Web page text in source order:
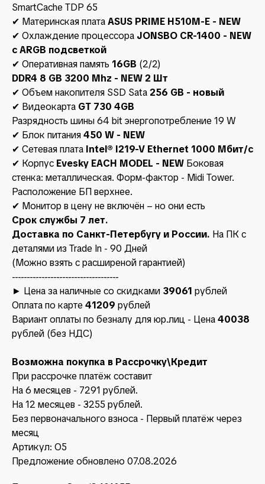
SmartCache TDP 65
✔ Материнская платаASUS PRIME H510M-E - NEW
✔ Охлаждение процессора JONSBO CR-1400 - NEW
c ARGB подсветкой
✔ Оперативная память 16GB (2/2)
DDR4 8 GB 3200 Mhz - NEW 2 Шт
✔ Объем накопителя SSD Sata256 GB - новый
✔ Видеокарта GT 730 4GB
Разрядность шины 64 bit энергопотребление 19 W
✔ Блок питания450 W - NEW
✔ Сетевая плата Intel® I219-V Ethernet 1000 Мбит/с
✔ Корпус Evesky EACH MODEL - NEW Боковая
стенка: металлическая. Форм-фактор - Midi Tower.
Расположение БП верхнее.
✔ Монитор в цену не включён – но они есть
Срок службы 7 лет.
Доставка по Санкт-Петербугу и России. На ПК с
деталями из Trade In - 90 Дней
(Можно взять с расширеной гарантией)
------------------------------------
► Цена за наличные со скидками 39061 рублей
Оплата по карте41209 рублей
Вариант оплаты по безналу для юр.лиц - Цена40038
рублей (без НДС)
Возможна покупка в Рассрочку\Кредит
При рассрочке платёж составит
На 6 месяцев - 7291 рублей.
На 12 месяцев - 3255 рублей.
Без первоначального взноса - Первый платёж через
месяц
Артикул: O5
Предложение обновлено 07.08.2026